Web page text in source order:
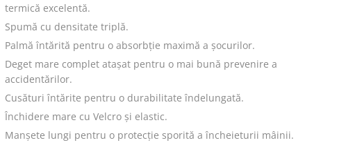
termică excelentă.
Spumă cu densitate triplă.
Palmă întărită pentru o absorbție maximă a șocurilor.
Deget mare complet atașat pentru o mai bună prevenire a
accidentărilor.
Cusături întărite pentru o durabilitate îndelungată.
Închidere mare cu Velcro și elastic.
Manșete lungi pentru o protecție sporită a încheieturii mâinii.